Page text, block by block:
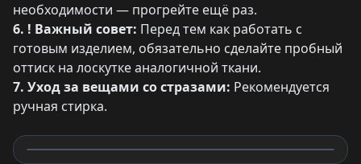
необходимости — прогрейте ещё раз.
6. ! Важный совет: Перед тем как работать с
готовым изделием, обязательно сделайте пробный
оттиск на лоскутке аналогичной ткани.
7. Уход за вещами со стразами: Рекомендуется
ручная стирка.